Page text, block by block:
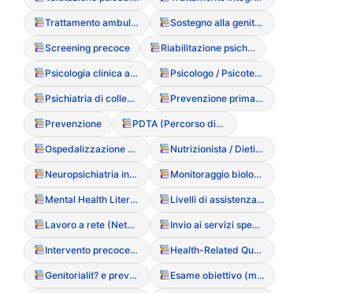
Trattamento ambulatoriale intensivo Sostegno alla genitorialit?
Screening precoce Riabilitazione psichiatrica (TERP)
Psicologia clinica applicata ai DCA Psicologo / Psicoterapeuta
Psichiatria di collegamento Prevenzione primaria (interventi nelle scuole)
Prevenzione PDTA (Percorso diagnostico terapeutico assistenziale)
Ospedalizzazione parziale Nutrizionista / Dietista (Ruolo clinico)
Neuropsichiatria infantile Monitoraggio biologico
Mental Health Literacy Livelli di assistenza (Ambulatoriale, CD, Residenziale, Ricovero)
Lavoro a rete (Network) Invio ai servizi specialistici
Intervento precoce (importanza della tempestivit?) Health-Related Quality of Life (HRQoL)
Genitorialit? e prevenzione DCA Esame obiettivo (monitoraggio fisico)